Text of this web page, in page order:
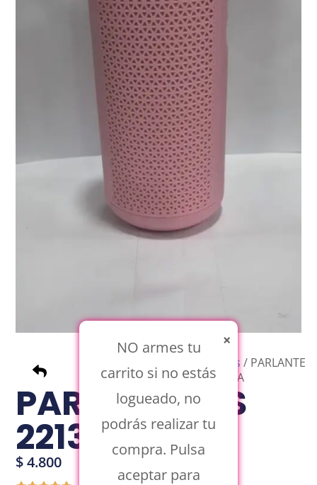
Parlantes / PARLANTE
MS 2213 BT ROSA
PARLANTE MS
2213 BT ROSA
$4.800
×
NO armes tu
carrito si no estás
logueado, no
podrás realizar tu
compra. Pulsa
aceptar para